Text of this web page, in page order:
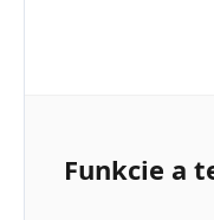
Funkcie a